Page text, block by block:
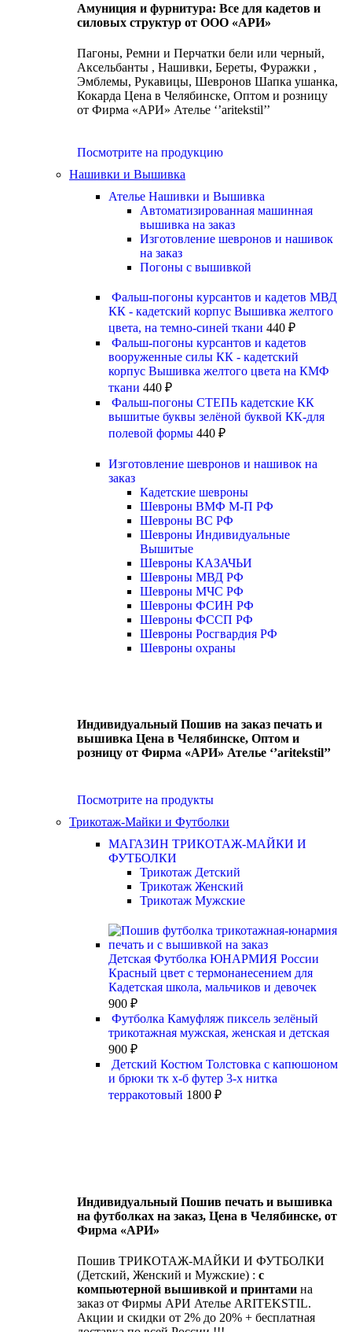
Амуниция и фурнитура: Все для кадетов и
силовых структур от ООО «АРИ»
Пагоны, Ремни и Перчатки бели или черный,
Аксельбанты , Нашивки, Береты, Фуражки ,
Эмблемы, Рукавицы, Шевронов Шапка ушанка,
Кокарда Цена в Челябинске, Оптом и розницу
от Фирма «АРИ» Ателье ‘’aritekstil’’
Посмотрите на продукцию
Нашивки и Вышивка
Ателье Нашивки и Вышивка
Автоматизированная машинная
вышивка на заказ
Изготовление шевронов и нашивок
на заказ
Погоны с вышивкой
Фальш-погоны курсантов и кадетов МВД
КК - кадетский корпус Вышивка желтого
цвета, на темно-синей ткани 440 ₽
Фальш-погоны курсантов и кадетов
вооруженные силы КК - кадетский
корпус Вышивка желтого цвета на КМФ
ткани 440 ₽
Фальш-погоны СТЕПЬ кадетские КК
вышитые буквы зелёной буквой КК-для
полевой формы 440 ₽
Изготовление шевронов и нашивок на
заказ
Кадетские шевроны
Шевроны ВМФ М-П РФ
Шевроны ВС РФ
Шевроны Индивидуальные
Вышитые
Шевроны КАЗАЧЬИ
Шевроны МВД РФ
Шевроны МЧС РФ
Шевроны ФСИН РФ
Шевроны ФССП РФ
Шевроны Росгвардия РФ
Шевроны охраны
Индивидуальный Пошив на заказ печать и
вышивка Цена в Челябинске, Оптом и
розницу от Фирма «АРИ» Ателье ‘’aritekstil’’
Посмотрите на продукты
Трикотаж-Майки и Футболки
МАГАЗИН ТРИКОТАЖ-МАЙКИ И
ФУТБОЛКИ
Трикотаж Детский
Трикотаж Женский
Трикотаж Мужские
Детская Футболка ЮНАРМИЯ России
Красный цвет с термонанесением для
Кадетская школа, мальчиков и девочек
900 ₽
Футболка Камуфляж пиксель зелёный
трикотажная мужская, женская и детская
900 ₽
Детский Костюм Толстовка с капюшоном
и брюки тк х-б футер 3-х нитка
терракотовый 1800 ₽
Индивидуальный Пошив печать и вышивка
на футболках на заказ, Цена в Челябинске, от
Фирма «АРИ»
Пошив ТРИКОТАЖ-МАЙКИ И ФУТБОЛКИ
(Детский, Женский и Мужские) : с
компьютерной вышивкой и принтами на
заказ от Фирмы АРИ Ателье ARITEKSTIL.
Акции и скидки от 2% до 20% + бесплатная